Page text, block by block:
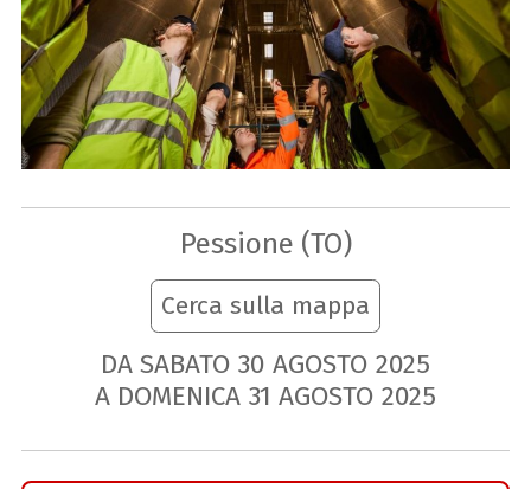
Pessione (TO)
Cerca sulla mappa
DA SABATO 30 AGOSTO 2025
A DOMENICA 31 AGOSTO 2025